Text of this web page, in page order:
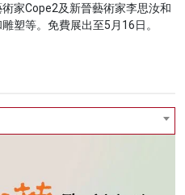
家Cope2及新晉藝術家李思汝和
塑等。免費展出至5月16日。